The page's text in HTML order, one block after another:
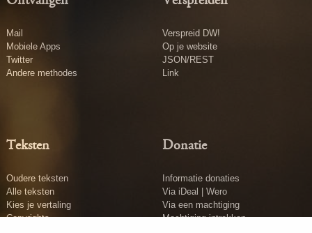
Mail
Mobiele Apps
Twitter
Andere methodes
Verspreid DW!
Op je website
JSON/REST
Link
Teksten
Oudere teksten
Alle teksten
Kies je vertaling
Copyrights
Donatie
Informatie donaties
Via iDeal | Wero
Via een machtiging
Machtiging intrekken